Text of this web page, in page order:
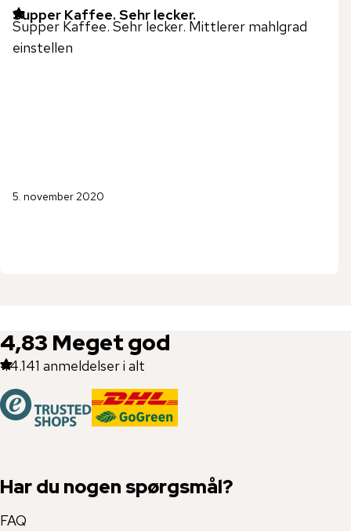
Supper Kaffee. Sehr lecker.
Supper Kaffee. Sehr lecker. Mittlerer mahlgrad
einstellen
5. november 2020
4,83 Meget god
44.141 anmeldelser i alt
Har du nogen spørgsmål?
FAQ